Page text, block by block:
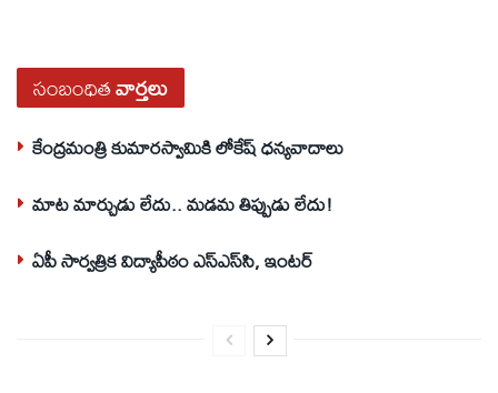
సంబంధితవార్తలు
కేంద్రమంత్రి కుమారస్వామికి లోకేష్‌ ధన్యవాదాలు
మాట మార్చుడు లేదు.. మడమ తిప్పుడు లేదు!
ఏపీ సార్వత్రిక విద్యాపీఠం ఎస్‌ఎస్‌సి, ఇంటర్‌